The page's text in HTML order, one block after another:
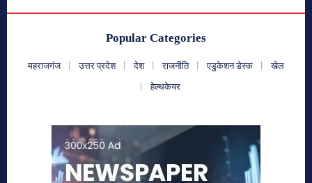
Popular Categories
महराजगंज उत्तर प्रदेश देश राजनीति एडुकेशन डेस्क
खेल
हेल्थकेयर